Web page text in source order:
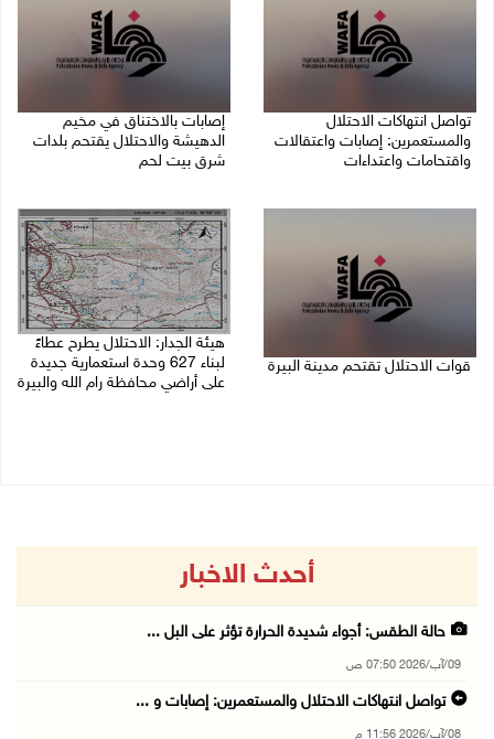
تواصل انتهاكات الاحتلال
والمستعمرين: إصابات واعتقالات
واقتحامات واعتداءات
إصابات بالاختناق في مخيم
الدهيشة والاحتلال يقتحم بلدات
شرق بيت لحم
قوات الاحتلال تقتحم مدينة البيرة
هيئة الجدار: الاحتلال يطرح عطاءً
لبناء 627 وحدة استعمارية جديدة
على أراضي محافظة رام الله والبيرة
أحدث الاخبار
حالة الطقس: أجواء شديدة الحرارة تؤثر على البل ...
09/آب/2026 07:50 ص
تواصل انتهاكات الاحتلال والمستعمرين: إصابات و ...
08/آب/2026 11:56 م